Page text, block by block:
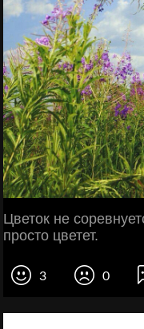
Цветок не
просто цветет.
3 0